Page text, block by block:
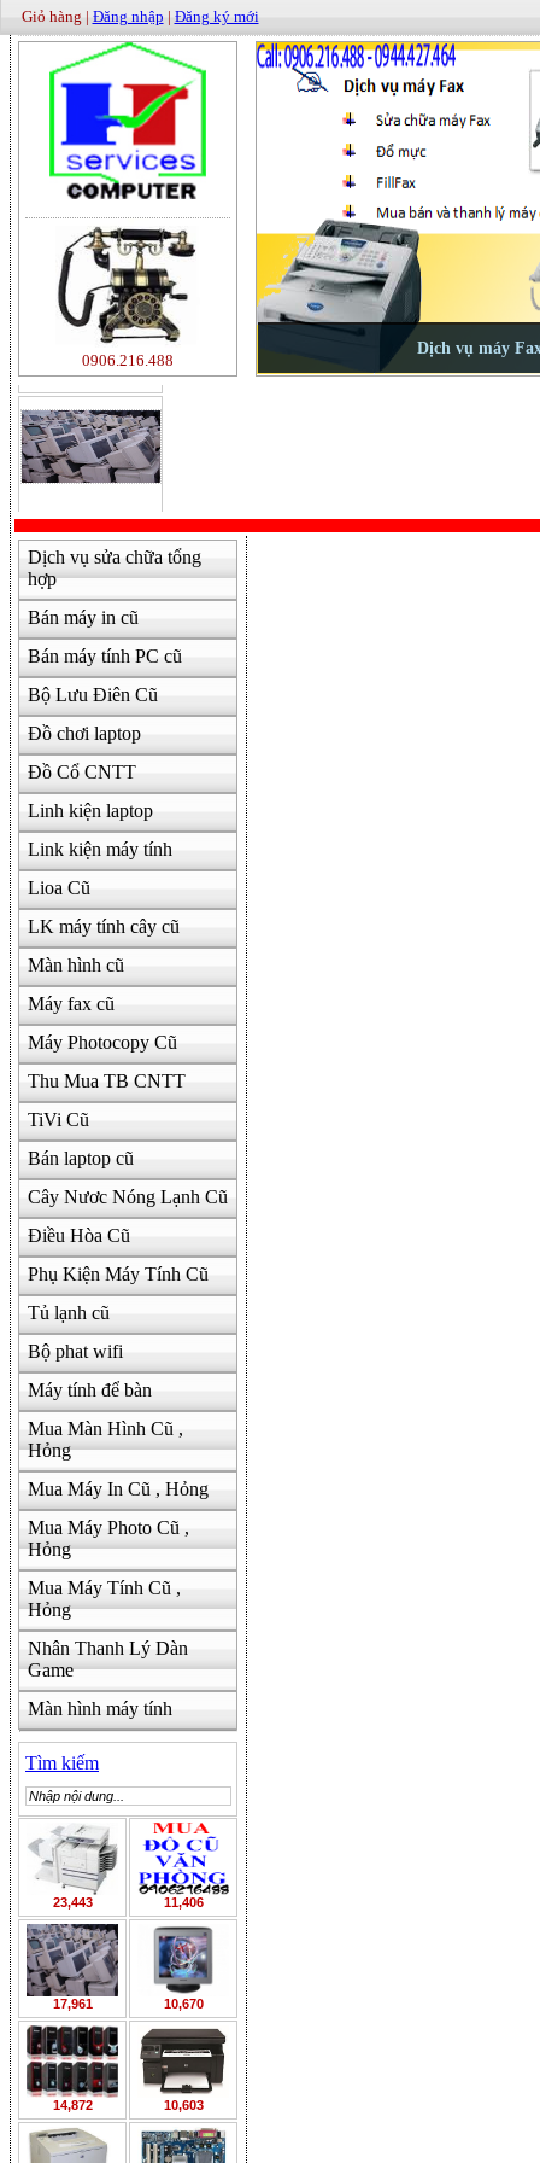
Giỏ hàng | Đăng nhập | Đăng ký mới
0906.216.488
500000
Dịch vụ sửa chữa tổng
hợp
Bán máy in cũ
Bán máy tính PC cũ
Bộ Lưu Điên Cũ
Đồ chơi laptop
Đồ Cổ CNTT
Linh kiện laptop
Link kiện máy tính
Lioa Cũ
LK máy tính cây cũ
Màn hình cũ
Máy fax cũ
Máy Photocopy Cũ
Thu Mua TB CNTT
TiVi Cũ
Bán laptop cũ
Cây Nươc Nóng Lạnh Cũ
Điều Hòa Cũ
Phụ Kiện Máy Tính Cũ
Tủ lạnh cũ
Bộ phat wifi
Máy tính để bàn
Mua Màn Hình Cũ ,
Hỏng
Mua Máy In Cũ , Hỏng
Mua Máy Photo Cũ ,
Hỏng
Mua Máy Tính Cũ ,
Hỏng
Nhân Thanh Lý Dàn
Game
Màn hình máy tính
Tìm kiếm
23,443 11,406
17,961 10,670
14,872 10,603